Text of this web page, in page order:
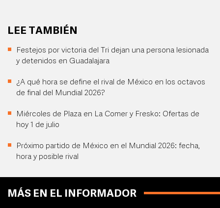
LEE TAMBIÉN
Festejos por victoria del Tri dejan una persona lesionada
y detenidos en Guadalajara
¿A qué hora se define el rival de México en los octavos
de final del Mundial 2026?
Miércoles de Plaza en La Comer y Fresko: Ofertas de
hoy 1 de julio
Próximo partido de México en el Mundial 2026: fecha,
hora y posible rival
MÁS EN EL INFORMADOR